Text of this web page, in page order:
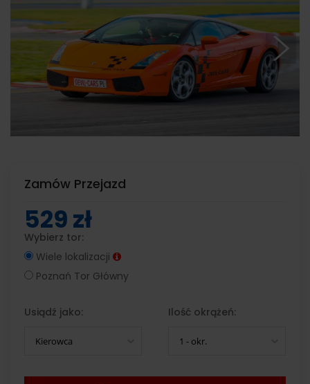
Zamów Przejazd
529 zł
Wybierz tor:
Wiele lokalizacji
Poznań Tor Główny
Usiądź jako:
Kierowca
Ilość okrążeń:
1 - okr.